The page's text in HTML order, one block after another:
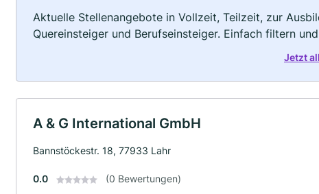
Aktuelle Stellenangebote in Vollzeit, Teilzeit, zur
Quereinsteiger und Berufseinsteiger. Einfach filtern
Jetzt
A & G International GmbH
Bannstöckestr. 18, 77933 Lahr
0.0 (0 Bewertungen)